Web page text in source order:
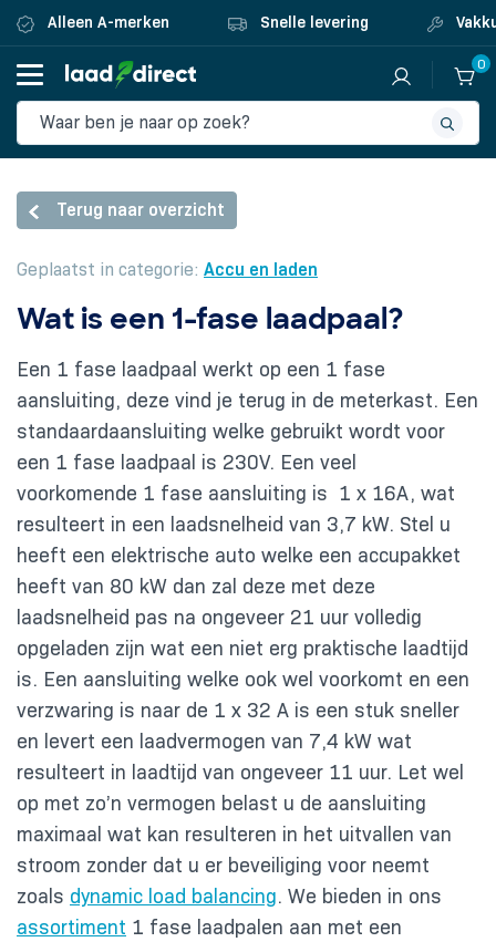
Alleen A-merken Snelle levering
0
Terug naar overzicht
Geplaatst in categorie: Accu en laden
Wat is een 1-fase laadpaal?
Een 1 fase laadpaal werkt op een 1 fase
aansluiting, deze vind je terug in de meterkast. Een
standaardaansluiting welke gebruikt wordt voor
een 1 fase laadpaal is 230V. Een veel
voorkomende 1 fase aansluiting is 1 x 16A, wat
resulteert in een laadsnelheid van 3,7 kW. Stel u
heeft een elektrische auto welke een accupakket
heeft van 80 kW dan zal deze met deze
laadsnelheid pas na ongeveer 21 uur volledig
opgeladen zijn wat een niet erg praktische laadtijd
is. Een aansluiting welke ook wel voorkomt en een
verzwaring is naar de 1 x 32 A is een stuk sneller
en levert een laadvermogen van 7,4 kW wat
resulteert in laadtijd van ongeveer 11 uur. Let wel
op met zo’n vermogen belast u de aansluiting
maximaal wat kan resulteren in het uitvallen van
stroom zonder dat u er beveiliging voor neemt
zoals dynamic load balancing. We bieden in ons
assortiment 1 fase laadpalen aan met een